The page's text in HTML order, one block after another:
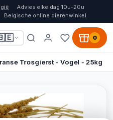
Advies elke dag 10u-20u
Belgische online dierenwinkel
0
Trosgierst - Vogel - 25kg